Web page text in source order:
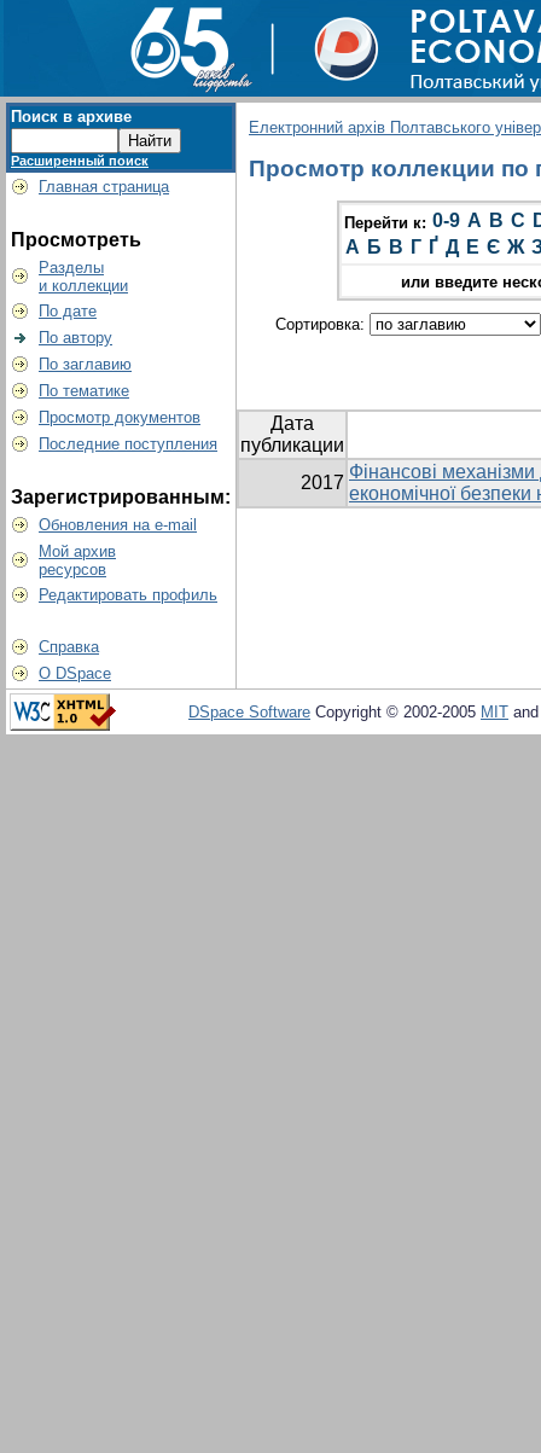
Поиск в архиве
Расширенный поиск
Главная страница
Просмотреть
Разделы
и коллекции
По дате
По автору
По заглавию
По тематике
Просмотр документов
Последние поступления
Зарегистрированным:
Обновления на e-mail
Мой архив
ресурсов
Редактировать профиль
Справка
О DSpace
Електронний архів Полтавського
Просмотр коллекции по
Перейти к: 0-9 A B C
А Б В Г Ґ Д Е Є Ж
или введите
Сортировка:
Дата
публикации
2017
Фінансові
економічної
DSpace Software Copyright © 2002-2005 MIT